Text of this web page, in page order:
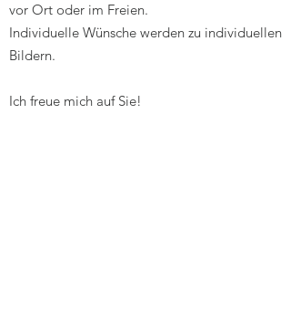
vor Ort oder im Freien.
Individuelle Wünsche werden zu individuellen
Bildern.
Ich freue mich auf Sie!